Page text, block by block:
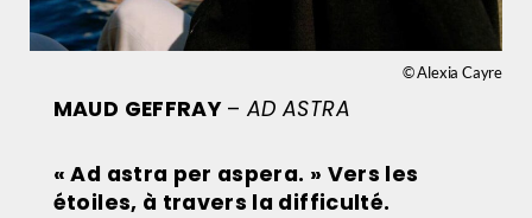
© Alexia Cayre
MAUD GEFFRAY–AD ASTRA
« Ad astra per aspera. » Vers les
étoiles, à travers la difficulté.